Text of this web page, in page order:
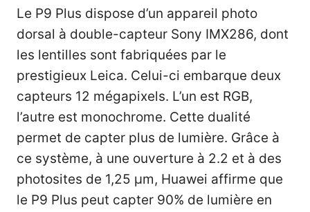
Le P9 Plus dispose d’un appareil photo
dorsal à double-capteur Sony IMX286, dont
les lentilles sont fabriquées par le
prestigieux Leica. Celui-ci embarque deux
capteurs 12 mégapixels. L’un est RGB,
l’autre est monochrome. Cette dualité
permet de capter plus de lumière. Grâce à
ce système, à une ouverture à 2.2 et à des
photosites de 1,25 µm, Huawei affirme que
le P9 Plus peut capter 90% de lumière en